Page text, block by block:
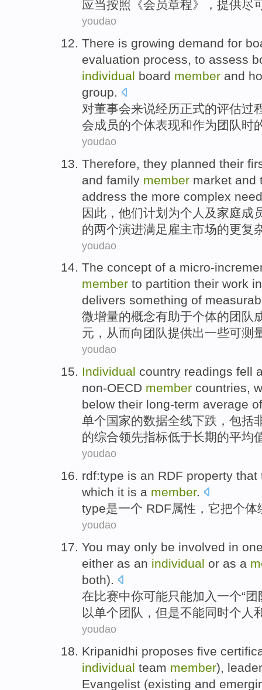
应当按照 《会员章程》， 提供尽
youdao
There is growing demand for
evaluation process, to assess
individual board member and
group.
对董事会来说经历正式的评估过
会成员的个体表现和作为团队时
youdao
Therefore they planned their
and family member market and
address the more complex
因此 ， 他们计划 为个人 及 家庭成
的两个演进满足 雇主市场的更复
youdao
The concept of a micro-
member to partition their work
delivers something of
微增量的概念有助于个体的团队
元 ， 从而向团队提供出一些可测
youdao
Individual country readings fell
non-OECD member countries,
below their long-term average of
单个国家的数据全线下跌 ， 包括
的综合领先指标低于长期的平均
youdao
rdf:type is an RDF property that
which it is a member.
type是一个 RDF属性 ， 它把个体
youdao
You may only be involved in
either as an individual or as a
both).
在比赛中你可能只能加入 一个“团
以单个团队， 但是不能同时个人
youdao
Kripanidhi proposes five
individual team member), leader
Evangelist (existing and